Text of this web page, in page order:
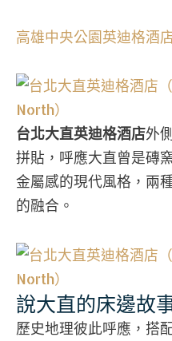
高雄中央公園英迪格酒
台北大直英迪格酒店外
拼貼，呼應大直曾是磚
金屬感的現代風格，兩
的融合。
說大直的床邊故
歷史地理彼此呼應，搭